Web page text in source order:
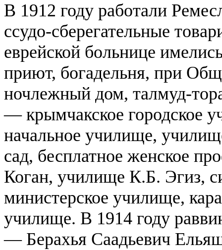
В 1912 году работали
ссудо-сберегательные
еврейской больнице
приют, богадельня, при
ночлежный дом, талмуд-
— крымчакское городское
начальное училище,
сад, бесплатное женское
Коган, училище К.Б. Эгиз,
министерское училище,
училище. В 1914 году
— Берахья Саадьевич